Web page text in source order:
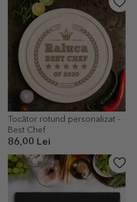
Tocător rotund personalizat -
Best Chef
86,00 Lei